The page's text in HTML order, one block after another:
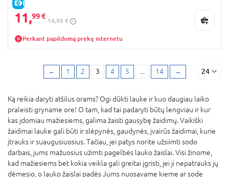
E-KAINA
11,99 €
14,99 €
Perkant papildomą prekę internetu
← 1 2 3 4 5 ... 14 → 24
Ką reikia daryti atšilus orams? Ogi dūkti lauke ir kuo daugiau laiko
praleisti gryname ore! O tam, kad tai padaryti būtų lengviau ir kur
kas įdomiau mažiesiems, galima žaisti gausybę žaidimų. Vaikiški
žaidimai lauke gali būti ir slėpynės, gaudynės, įvairūs žaidimai, kurie
įtrauks ir suaugusiuosius. Tačiau, jei patys norite užsiimti sodo
darbais, jums mažuosius užimti pagelbės lauko žaislai. Visi žinome,
kad mažiesiems bet kokia veikla gali greitai įgristi, jei ji nepatrauks jų
dėmesio, o lauko žaislai padės Jums nuosavame kieme ar sode